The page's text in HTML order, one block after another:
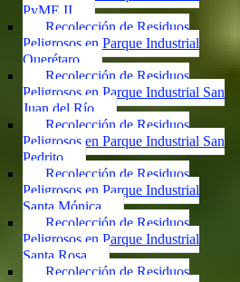
PyME II
Recolección de Residuos
Peligrosos en Parque Industrial
Querétaro
Recolección de Residuos
Peligrosos en Parque Industrial San
Juan del Río
Recolección de Residuos
Peligrosos en Parque Industrial San
Pedrito
Recolección de Residuos
Peligrosos en Parque Industrial
Santa Mónica
Recolección de Residuos
Peligrosos en Parque Industrial
Santa Rosa
Recolección de Residuos